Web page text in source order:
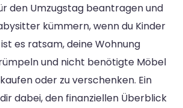
den Umzugstag beantragen und
kümmern, wenn du Kinder
es ratsam, deine Wohnung
und nicht benötigte Möbel
oder zu verschenken. Ein
dabei, den finanziellen Überblick